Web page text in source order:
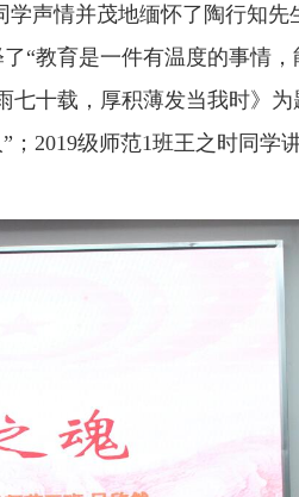
声情并茂地缅怀了陶行知先
“教育是一件有温度的事情，
七十载，厚积薄发当我时》为
2019级师范1班王之时同学